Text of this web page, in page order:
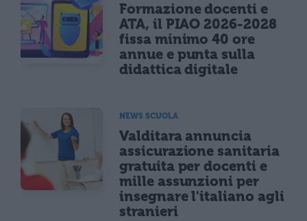
Formazione docenti e
ATA, il PIAO 2026-2028
fissa minimo 40 ore
annue e punta sulla
didattica digitale
NEWS SCUOLA
Valditara annuncia
assicurazione sanitaria
gratuita per docenti e
mille assunzioni per
insegnare l'italiano agli
stranieri